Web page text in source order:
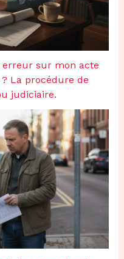
erreur sur mon acte
La procédure de
judiciaire.